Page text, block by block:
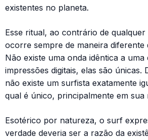
existentes no planeta.
Esse ritual, ao contrário de
ocorre sempre de maneira diferente
Não existe uma onda idêntica a uma
impressões digitais, elas são únicas.
não existe um surfista exatamente
qual é único, principalmente em sua
Esotérico por natureza, o surf
verdade deveria ser a razão da